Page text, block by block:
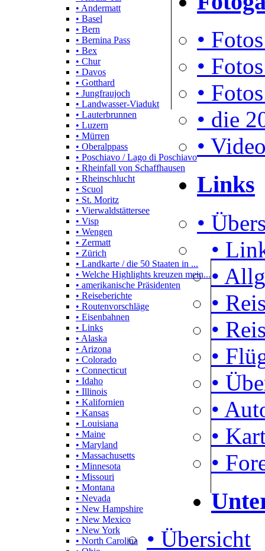
• Andermatt
• Basel
• Bern
• Bernina Pass
• Bex
• Chur
• Davos
• Gotthard
• Jungfraujoch
• Landwasser-Viadukt
• Lauterbrunnen
• Luzern
• Mürren
• Oberalppass
• Poschiavo / Lago di Poschiavo
• Rheinfall von Schaffhausen
• Rheinschlucht
• Scuol
• St. Moritz
• Vierwaldstättersee
• Visp
• Wengen
• Zermatt
• Zürich
• Landkarte / die 50 Staaten in ...
• Welche Highlights kreuzen mein...
• amerikanische Präsidenten
• Reiseberichte
• Routenvorschläge
• Eisenbahnen
• Links
• Alaska
• Arizona
• Colorado
• Connecticut
• Idaho
• Illinois
• Kalifornien
• Kansas
• Louisiana
• Maine
• Maryland
• Massachusetts
• Minnesota
• Missouri
• Montana
• Nevada
• New Hampshire
• New Mexico
• New York
• North Carolina
•
•
•
• die
•
Links
•
•
•
•
•
•
•
•
•
•
• Übersicht